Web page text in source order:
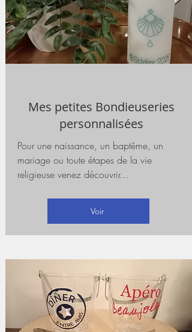
Mes petites Bondieuseries
personnalisées
Pour une naissance, un baptême, un
mariage ou toute étapes de la vie
religieuse venez découvrir...
Voir